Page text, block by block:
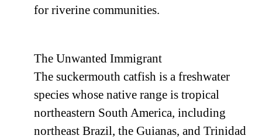
for riverine communities.
The Unwanted Immigrant
The suckermouth catfish is a freshwater
species whose native range is tropical
northeastern South America, including
northeast Brazil, the Guianas, and Trinidad